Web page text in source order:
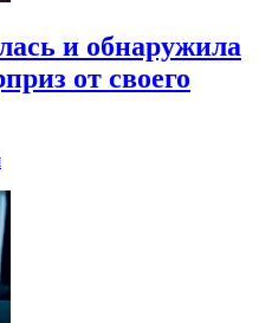
и обнаружила
от своего